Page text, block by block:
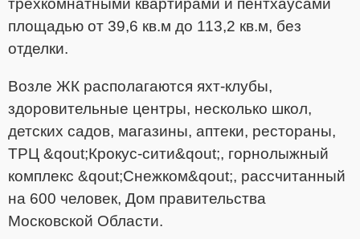
трехкомнатными квартирами и пентхаусами
площадью от 39,6 кв.м до 113,2 кв.м, без
отделки.
Возле ЖК располагаются яхт-клубы,
здоровительные центры, несколько школ,
детских садов, магазины, аптеки, рестораны,
ТРЦ &qout;Крокус-сити&qout;, горнолыжный
комплекс &qout;Снежком&qout;, рассчитанный
на 600 человек, Дом правительства
Московской Области.